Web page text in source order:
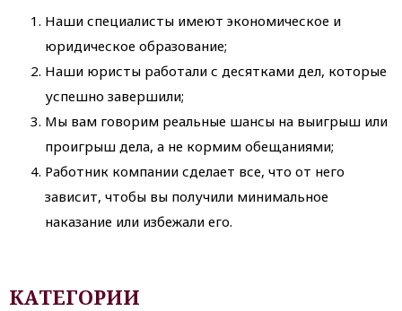
КАТЕГОРИИ
Наши специалисты имеют экономическое и
юридическое образование;
Наши юристы работали с десятками дел, которые
успешно завершили;
Мы вам говорим реальные шансы на выигрыш или
проигрыш дела, а не кормим обещаниями;
Работник компании сделает все, что от него
зависит, чтобы вы получили минимальное
наказание или избежали его.